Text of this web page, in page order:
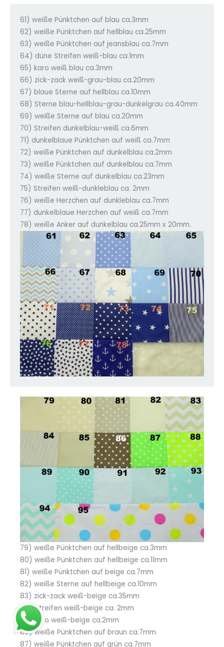
61) weiße Pünktchen auf blau ca.3mm
62) weiße Pünktchen auf hellblau ca.25mm
63) weiße Pünktchen auf jeansblau ca.7mm
64) düne Streifen weiß-blau ca.1mm
65) karo weiß blau ca.3mm
66) zick-zack weiß-grau-blau ca.20mm
67) blaue Sterne auf hellblau ca.10mm
68) Sterne blau-hellblau-grau-dunkelgrau ca.40mm
69) weiße Sterne auf blau ca.20mm
70) Streifen dunkelblau-weiß ca.6mm
71) dunkelblaue Pünktchen auf weiß ca.7mm
72) weiße Pünktchen auf dunkelblau ca.2mm
73) weiße Pünktchen auf dunkelblau ca.7mm
74) weiße Sterne auf dunkelblau ca.23mm
75) Streifen weiß-dunkleblau ca. 2mm
76) weiße Herzchen auf dunkleblau ca.7mm
77) dunkelblaue Herzchen auf weiß ca.7mm
78) weiße Anker auf dunkelblau ca.25mm x 20mm.
79) weiße Pünktchen auf hellbeige ca.3mm
80) weiße Pünktchen auf hellbeige ca.11mm
81) weiße Pünktchen auf beige ca.7mm
82) weiße Sterne auf hellbeige ca.10mm
83) zick-zack weiß-beige ca.35mm
84) Streifen weiß-beige ca. 2mm
85) karo weiß-beige ca.2mm
86) weiße Pünktchen auf braun ca.7mm
87) weiße Pünktchen auf grün ca.7mm